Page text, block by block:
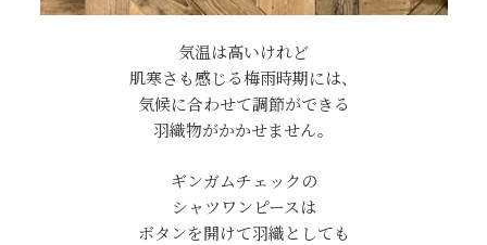
気温は高いけれど
肌寒さも感じる梅雨時期には、
気候に合わせて調節ができる
羽織物がかかせません。
ギンガムチェックの
シャツワンピースは
ボタンを開けて羽織としても